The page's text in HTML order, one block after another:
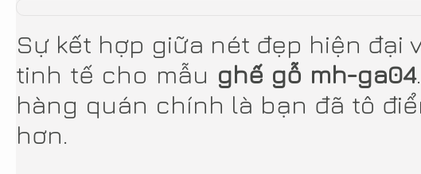
Sự kết hợp giữa nét đẹp hiện
tinh tế cho mẫu ghế gỗ mh-ga04
hàng quán chính là bạn đã tô
hơn.